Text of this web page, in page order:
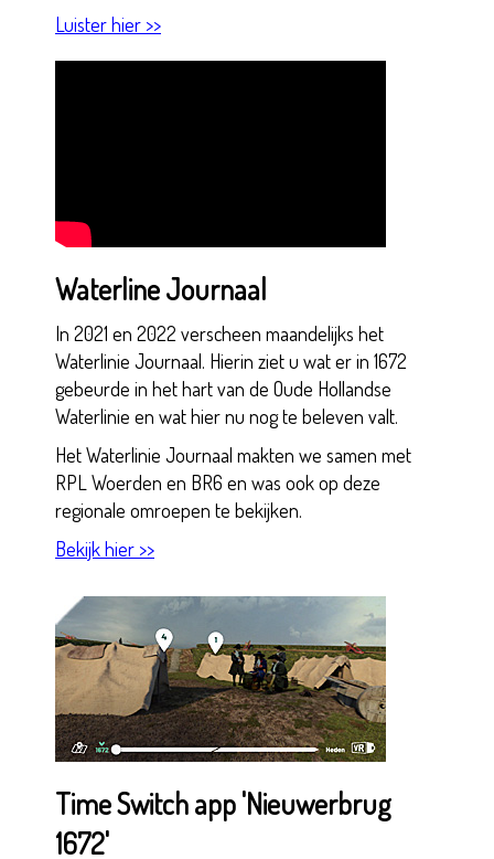
Luister hier >>
Waterline Journaal
In 2021 en 2022 verscheen maandelijks het
Waterlinie Journaal. Hierin ziet u wat er in 1672
gebeurde in het hart van de Oude Hollandse
Waterlinie en wat hier nu nog te beleven valt.
Het Waterlinie Journaal makten we samen met
RPL Woerden en BR6 en was ook op deze
regionale omroepen te bekijken.
Bekijk hier >>
Time Switch app 'Nieuwerbrug
1672'